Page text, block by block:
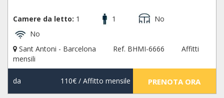
Camere da letto: 1 1
No
No
Sant Antoni - Barcelona
Ref. BHMI-6666
Affitti
mensili
da 110€/ Affitto mensile PRENOTA ORA